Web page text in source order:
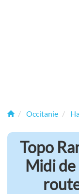
Occitanie
Topo
Midi